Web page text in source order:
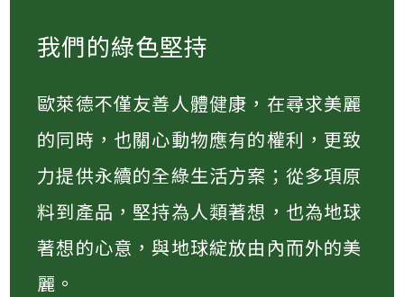
我們的綠色堅持
歐萊德不僅友善人體健康，在尋求美麗
的同時，也關心動物應有的權利，更致
力提供永續的全綠生活方案；從多項原
料到產品，堅持為人類著想，也為地球
著想的心意，與地球綻放由內而外的美
麗。